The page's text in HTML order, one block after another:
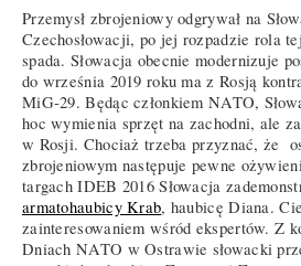
Przemysł zbrojeniowy odgrywał na
Czechosłowacji, po jej rozpadzie rola
spada. Słowacja obecnie modernizuje
do września 2019 roku ma z Rosją
MiG-29. Będąc członkiem NATO,
hoc wymienia sprzęt na zachodni, ale
w Rosji. Chociaż trzeba przyznać, że
zbrojeniowym następuje pewne
targach IDEB 2016 Słowacja
armatohaubicy Krab, haubicę Diana.
zainteresowaniem wśród ekspertów. Z
Dniach NATO w Ostrawie słowacki